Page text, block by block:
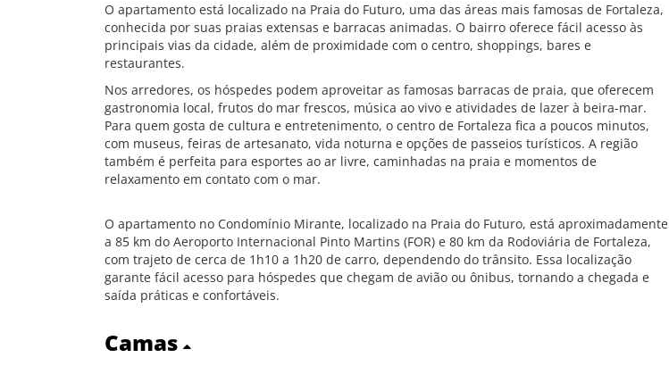
O apartamento está localizado na Praia do Futuro, uma das áreas mais famosas de Fortaleza,
conhecida por suas praias extensas e barracas animadas. O bairro oferece fácil acesso às
principais vias da cidade, além de proximidade com o centro, shoppings, bares e
restaurantes.
Nos arredores, os hóspedes podem aproveitar as famosas barracas de praia, que oferecem
gastronomia local, frutos do mar frescos, música ao vivo e atividades de lazer à beira-mar.
Para quem gosta de cultura e entretenimento, o centro de Fortaleza fica a poucos minutos,
com museus, feiras de artesanato, vida noturna e opções de passeios turísticos. A região
também é perfeita para esportes ao ar livre, caminhadas na praia e momentos de
relaxamento em contato com o mar.
O apartamento no Condomínio Mirante, localizado na Praia do Futuro, está aproximadamente
a 85 km do Aeroporto Internacional Pinto Martins (FOR) e 80 km da Rodoviária de Fortaleza,
com trajeto de cerca de 1h10 a 1h20 de carro, dependendo do trânsito. Essa localização
garante fácil acesso para hóspedes que chegam de avião ou ônibus, tornando a chegada e
saída práticas e confortáveis.
Camas